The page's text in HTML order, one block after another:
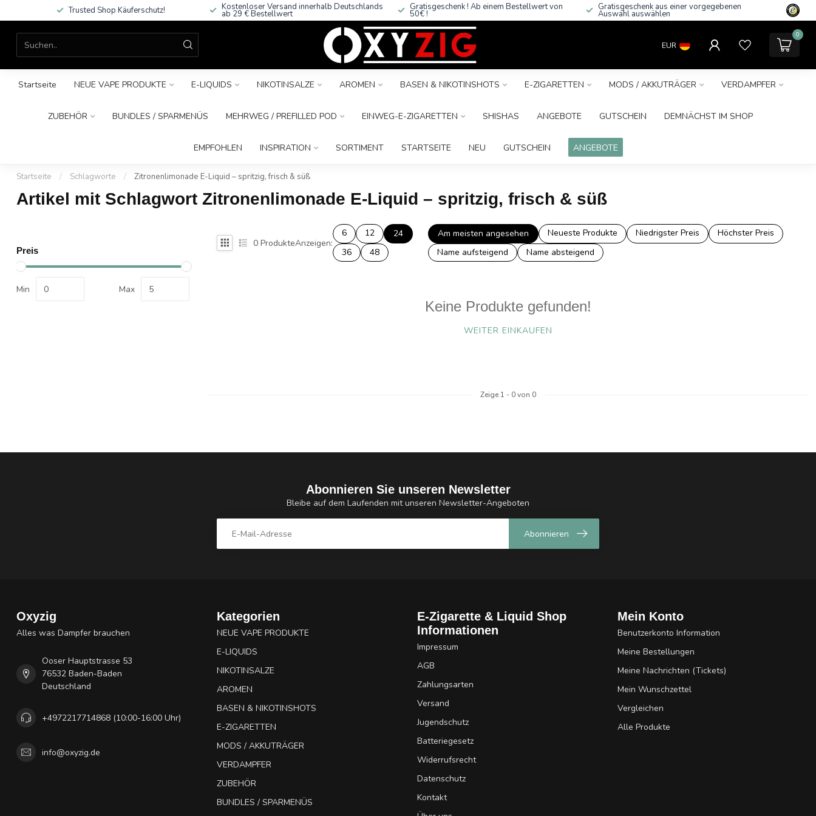
Trusted Shop Käuferschutz! Kostenloser Versand innerhalb Deutschlands
ab 29 € Bestellwert
Gratisgeschenk ! Ab einem Bestellwert von
50€ !
Gratisgeschenk aus einer vorgegebenen
Auswahl auswählen
EUR
0
Startseite NEUE VAPE PRODUKTE E-LIQUIDS NIKOTINSALZE AROMEN BASEN & NIKOTINSHOTS E-ZIGARETTEN MODS / AKKUTRÄGER VERDAMPFER
ZUBEHÖR BUNDLES / SPARMENÜS MEHRWEG / PREFILLED POD EINWEG-E-ZIGARETTEN SHISHAS ANGEBOTE GUTSCHEIN DEMNÄCHST IM SHOP
EMPFOHLEN INSPIRATION SORTIMENT STARTSEITE NEU GUTSCHEIN ANGEBOTE
Startseite / Schlagworte / Zitronenlimonade E-Liquid – spritzig, frisch & süß
Artikel mit Schlagwort Zitronenlimonade E-Liquid – spritzig, frisch & süß
Preis
Min Max
0 ProdukteAnzeigen:
6 12
24
36
48
Am meisten angesehen Neueste Produkte Niedrigster Preis
Höchster Preis
Name aufsteigend
Name absteigend
Keine Produkte gefunden!
WEITER EINKAUFEN
Zeige 1 - 0von 0
Abonnieren Sie unseren Newsletter
Bleibe auf dem Laufenden mit unseren Newsletter-Angeboten
Abonnieren
Oxyzig
Alles was Dampfer brauchen
Ooser Hauptstrasse 53
76532 Baden-Baden
Deutschland
+4972217714868 (10:00-16:00 Uhr)
info@oxyzig.de
Kategorien
NEUE VAPE PRODUKTE
E-LIQUIDS
NIKOTINSALZE
AROMEN
BASEN & NIKOTINSHOTS
E-ZIGARETTEN
MODS / AKKUTRÄGER
VERDAMPFER
ZUBEHÖR
BUNDLES / SPARMENÜS
E-Zigarette & Liquid Shop
Informationen
Impressum
AGB
Zahlungsarten
Versand
Jugendschutz
Batteriegesetz
Widerrufsrecht
Datenschutz
Kontakt
Mein Konto
Benutzerkonto Information
Meine Bestellungen
Meine Nachrichten (Tickets)
Mein Wunschzettel
Vergleichen
Alle Produkte